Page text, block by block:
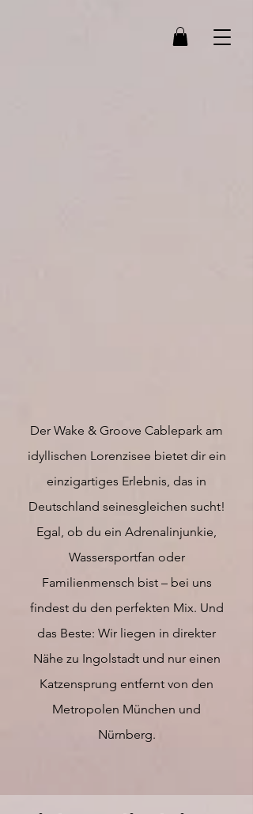
Der Wake & Groove Cablepark am
idyllischen Lorenzisee bietet dir ein
einzigartiges Erlebnis, das in
Deutschland seinesgleichen sucht!
Egal, ob du ein Adrenalinjunkie,
Wassersportfan oder
Familienmensch bist – bei uns
findest du den perfekten Mix. Und
das Beste: Wir liegen in direkter
Nähe zu Ingolstadt und nur einen
Katzensprung entfernt von den
Metropolen München und
Nürnberg.